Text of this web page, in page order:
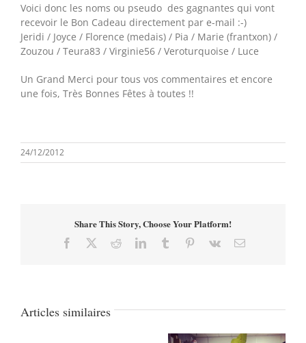
Voici donc les noms ou pseudo des gagnantes qui vont
recevoir le Bon Cadeau directement par e-mail :-)
Jeridi / Joyce / Florence (medais) / Pia / Marie (frantxon) /
Zouzou / Teura83 / Virginie56 / Veroturquoise / Luce
Un Grand Merci pour tous vos commentaires et encore
une fois, Très Bonnes Fêtes à toutes !!
24/12/2012
Share This Story, Choose Your Platform!
Facebook RedditLinkedInTumblr Pinterest
Vk Email
Articles similaires